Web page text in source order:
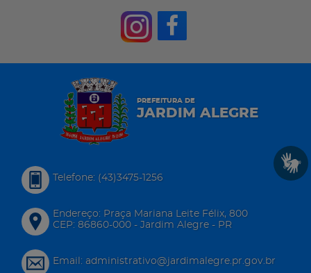
PREFEITURA DE
JARDIM ALEGRE
Telefone: (43)3475-1256
Endereço: Praça Mariana Leite Félix, 800
CEP: 86860-000 - Jardim Alegre - PR
Email: administrativo@jardimalegre.pr.gov.br